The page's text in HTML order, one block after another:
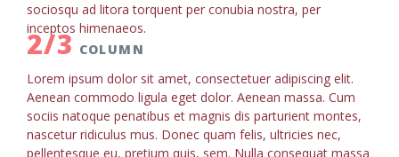
sociosqu ad litora torquent per conubia nostra, per
inceptos himenaeos.
2/3 COLUMN
Lorem ipsum dolor sit amet, consectetuer adipiscing elit.
Aenean commodo ligula eget dolor. Aenean massa. Cum
sociis natoque penatibus et magnis dis parturient montes,
nascetur ridiculus mus. Donec quam felis, ultricies nec,
pellentesque eu, pretium quis, sem. Nulla consequat massa